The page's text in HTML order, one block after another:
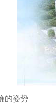
姿势